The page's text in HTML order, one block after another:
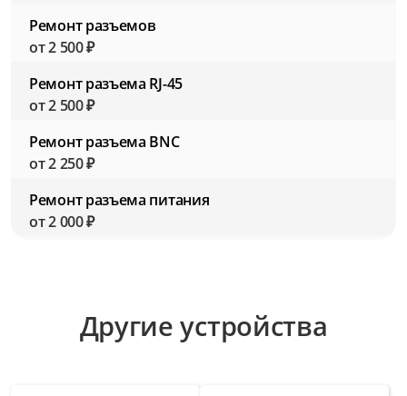
Ремонт разъемов
от 2 500 ₽
Ремонт разъема RJ-45
от 2 500 ₽
Ремонт разъема BNC
от 2 250 ₽
Ремонт разъема питания
от 2 000 ₽
Ремонт модуля ИК-подсветки
от 3 000 ₽Другие устройства